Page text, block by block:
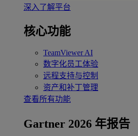
深入了解平台
核心功能
TeamViewer AI
数字化员工体验
远程支持与控制
资产和补丁管理
查看所有功能
Gartner 2026 年报告